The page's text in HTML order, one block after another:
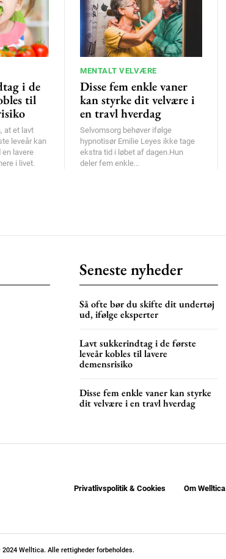
i de
til
at et lavt
leveår kan
lavere
i livet.
MENTALT VELVÆRE
Disse fem enkle vaner
kan styrke dit velvære i
en travl hverdag
Selvomsorg behøver ifølge
hypnotisør Emilie Leyes ikke tage
ekstra tid i løbet af dagen.Hun
deler fem enkle...
Seneste nyheder
Så ofte bør du skifte dit undertøj
ud, ifølge eksperter
Lavt sukkerindtag i de første
leveår kobles til lavere
demensrisiko
Disse fem enkle vaner kan styrke
dit velvære i en travl hverdag
Privatlivspolitik & Cookies Om Welltica
Welltica. Alle rettigheder forbeholdes.